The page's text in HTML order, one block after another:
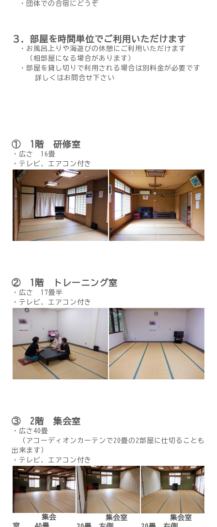
・団体での合宿にどうぞ
３．部屋を時間単位でご利用いただけます
・お風呂上りや海遊びの休憩にご利用いただけます
（相部屋になる場合があります）
・部屋を貸し切りで利用される場合は別料金が必要です
詳しくはお問合せ下さい
① 1階 研修室
・広さ 16畳
・テレビ、エアコン付き
② 1階 トレーニング室
・広さ 17畳半
・テレビ、エアコン付き
③ 2階 集会室
・広さ40畳
（アコーディオンカーテンで20畳の2部屋に仕切ることも
出来ます）
・テレビ、エアコン付き
集会
集会室
集会室